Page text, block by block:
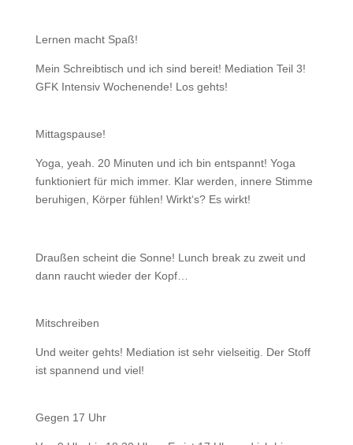
Lernen macht Spaß!
Mein Schreibtisch und ich sind bereit! Mediation Teil 3!
GFK Intensiv Wochenende! Los gehts!
Mittagspause!
Yoga, yeah. 20 Minuten und ich bin entspannt! Yoga
funktioniert für mich immer. Klar werden, innere Stimme
beruhigen, Körper fühlen! Wirkt‘s? Es wirkt!
Draußen scheint die Sonne! Lunch break zu zweit und
dann raucht wieder der Kopf…
Mitschreiben
Und weiter gehts! Mediation ist sehr vielseitig. Der Stoff
ist spannend und viel!
Gegen 17 Uhr